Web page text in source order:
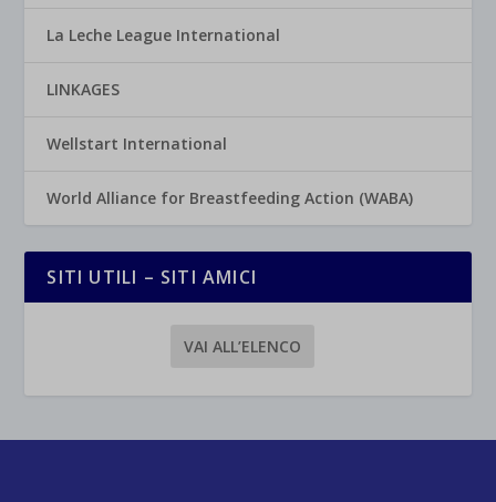
La Leche League International
LINKAGES
Wellstart International
World Alliance for Breastfeeding Action (WABA)
SITI UTILI – SITI AMICI
VAI ALL’ELENCO